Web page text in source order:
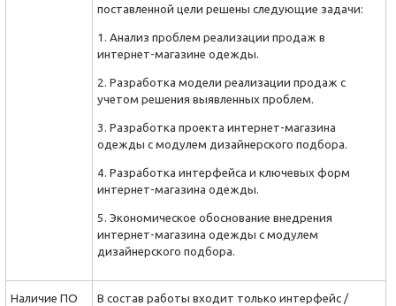
поставленной цели решены следующие задачи:
1. Анализ проблем реализации продаж в
интернет-магазине одежды.
2. Разра­ботка модели реализации продаж с
учетом решения выявленных проблем.
3. Разра­ботка проекта интернет-магазина
одежды с модулем дизайнерского подбора.
4. Разра­ботка интерфейса и ключевых форм
интернет-магазина одежды.
5. Экономи­ческое обоснование внедрения
интернет-магазина одежды с модулем
дизайнерского подбора.
Наличие ПО
В состав работы входит только интерфейс /